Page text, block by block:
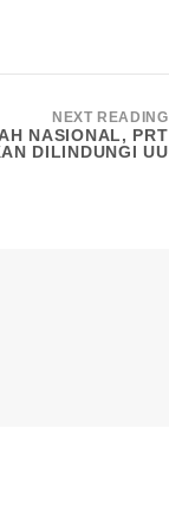
NEXT READING
NASIONAL, PRT
DILINDUNGI UU